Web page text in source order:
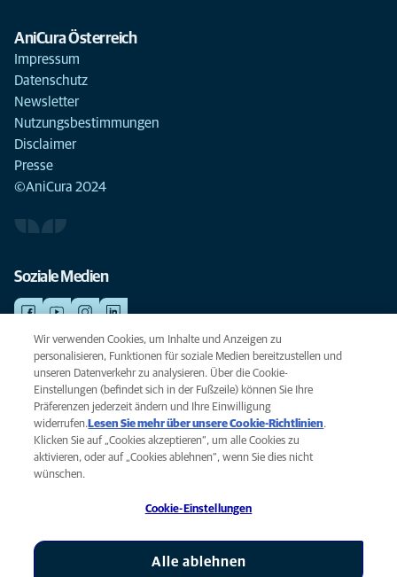
AniCura Österreich
Impressum
Datenschutz
Newsletter
Nutzungsbestimmungen
Disclaimer
Presse
©AniCura 2024
Soziale Medien
NOTDIENSTE
Finden Sie hier Ihre Standorte mit Notfallservice. Weil Ihr Tier die beste
Versorgung verdient.
Datenschutz
Legal
AniCura ist eine Tochtergesellschaft von Mars, Inc © 2026
Wir verwenden Cookies, um Inhalte und Anzeigen zu
personalisieren, Funktionen für soziale Medien bereitzustellen und
unseren Datenverkehr zu analysieren. Über die Cookie-
Einstellungen (befindet sich in der Fußzeile) können Sie Ihre
Präferenzen jederzeit ändern und Ihre Einwilligung
widerrufen. Lesen Sie mehr über unsere Cookie-Richtlinien(opens
.
Klicken Sie auf „Cookies akzeptieren“, um alle Cookies zu
aktivieren, oder auf „Cookies ablehnen“, wenn Sie dies nicht
wünschen.
Cookie-Einstellungen
Alle ablehnen